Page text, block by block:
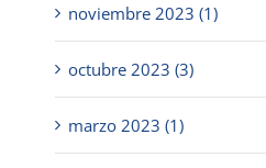
noviembre 2023 (1)
octubre 2023 (3)
marzo 2023 (1)